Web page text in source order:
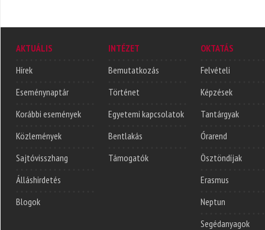
AKTUÁLIS
Hírek
Eseménynaptár
Korábbi események
Közlemények
Sajtóvisszhang
Álláshirdetés
Blogok
INTÉZET
Bemutatkozás
Történet
Egyetemi kapcsolatok
Bentlakás
Támogatók
OKTATÁS
Felvételi
Képzések
Tantárgyak
Órarend
Ösztöndíjak
Erasmus
Neptun
Segédanyagok